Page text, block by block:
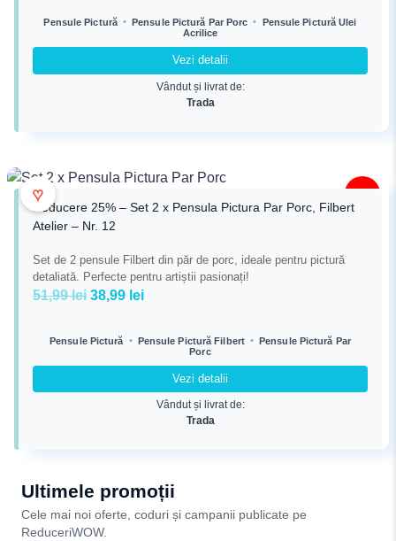
a
este:
42,99 lei.
Pensule Pictură • Pensule Pictură Par Porc • Pensule Pictură Ulei
Acrilice
Vezi detalii
Vândut și livrat de:
Trada
♥
Reducere 25% – Set 2 x Pensula Pictura Par Porc, Filbert
Atelier – Nr. 12
Set de 2 pensule Filbert din păr de porc, ideale pentru pictură
detaliată. Perfecte pentru artiștii pasionați!
51,99lei Prețul
a
38,99 leiPrețul
este:
38,99 lei.
Pensule Pictură • Pensule Pictură Filbert • Pensule Pictură Par
Porc
Vezi detalii
Vândut și livrat de:
Trada
Ultimele promoții
Cele mai noi oferte, coduri și campanii publicate pe
ReduceriWOW.